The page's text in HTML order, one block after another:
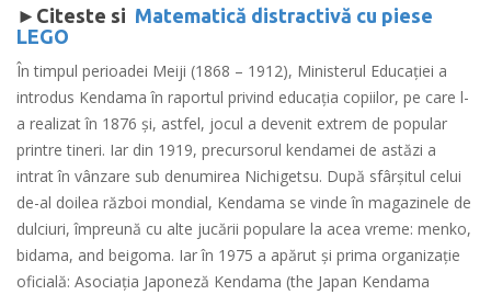
►Citeste si Matematică distractivă cu piese
LEGO
În timpul perioadei Meiji (1868 – 1912), Ministerul Educației a
introdus Kendama în raportul privind educația copiilor, pe care l-
a realizat în 1876 și, astfel, jocul a devenit extrem de popular
printre tineri. Iar din 1919, precursorul kendamei de astăzi a
intrat în vânzare sub denumirea Nichigetsu. După sfârșitul celui
de-al doilea război mondial, Kendama se vinde în magazinele de
dulciuri, împreună cu alte jucării populare la acea vreme: menko,
bidama, and beigoma. Iar în 1975 a apărut și prima organizație
oficială: Asociația Japoneză Kendama (the Japan Kendama